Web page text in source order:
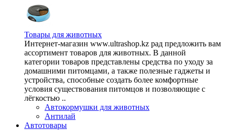
Товары для животных
Интернет-магазин www.ultrashop.kz рад предложить вам
ассортимент товаров для животных. В данной
категории товаров представлены средства по уходу за
домашними питомцами, а также полезные гаджеты и
устройства, способные создать более комфортные
условия существования питомцов и позволяющие с
лёгкостью ..
Автокормушки для животных
Антилай
Автотовары